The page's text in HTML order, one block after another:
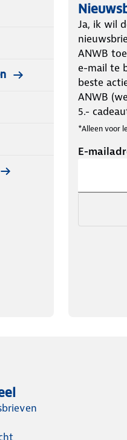
Ja, ik wil
ANWB
e-mail te
beste
ANWB
5.-
*Alleen voor
E-